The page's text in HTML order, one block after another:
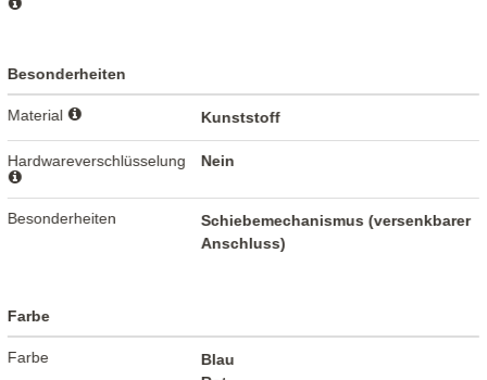
Besonderheiten
Material Kunststoff
Hardwareverschlüsselung Nein
Besonderheiten
Schiebemechanismus (versenkbarer
Anschluss)
Farbe
Farbe
Blau